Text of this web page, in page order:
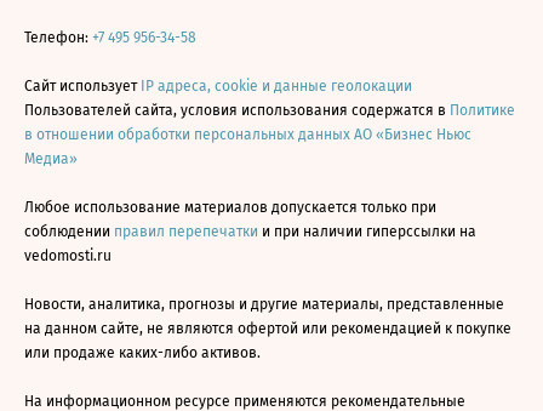
Телефон: +7 495 956-34-58
Сайт использует IP адреса, cookie и данные геолокации
Пользователей сайта, условия использования содержатся в Политике
в отношении обработки персональных данных АО «Бизнес Ньюс
Медиа»
Любое использование материалов допускается только при
соблюдении правил перепечатки и при наличии гиперссылки на
vedomosti.ru
Новости, аналитика, прогнозы и другие материалы, представленные
на данном сайте, не являются офертой или рекомендацией к покупке
или продаже каких-либо активов.
На информационном ресурсе применяются рекомендательные